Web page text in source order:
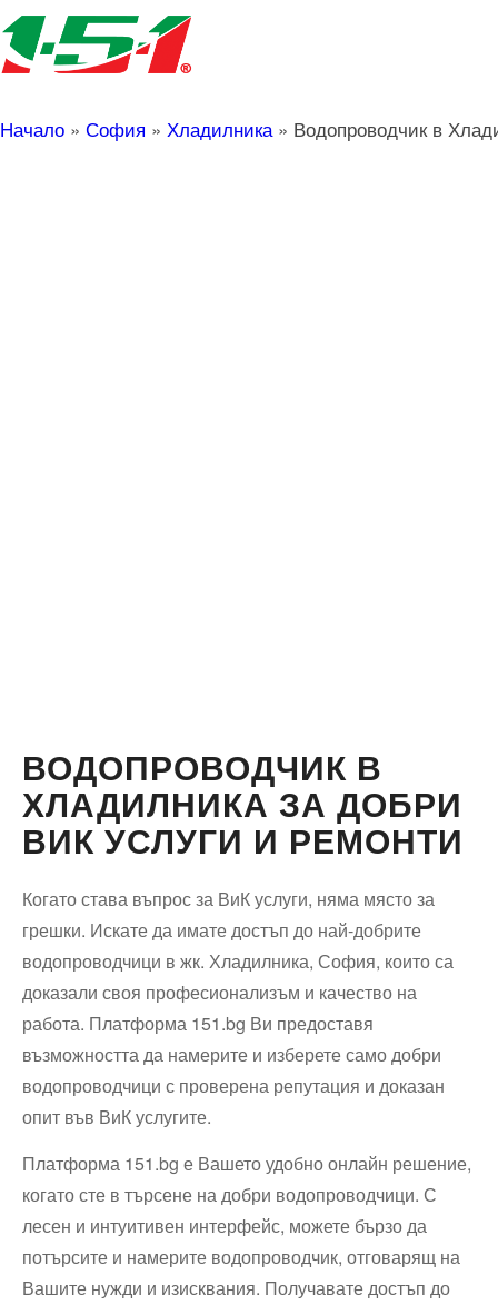
Начало » София » Хладилника» Водопроводчик в
ВОДОПРОВОДЧИК В
ХЛАДИЛНИКА ЗА ДОБРИ
ВИК УСЛУГИ И РЕМОНТИ
Когато става въпрос за ВиК услуги, няма място за
грешки. Искате да имате достъп до най-добрите
водопроводчици в жк. Хладилника, София, които са
доказали своя професионализъм и качество на
работа. Платформа 151.bg Ви предоставя
възможността да намерите и изберете само добри
водопроводчици с проверена репутация и доказан
опит във ВиК услугите.
Платформа 151.bg е Вашето удобно онлайн решение,
когато сте в търсене на добри водопроводчици. С
лесен и интуитивен интерфейс, можете бързо да
потърсите и намерите водопроводчик, отговарящ на
Вашите нужди и изисквания. Получавате достъп до